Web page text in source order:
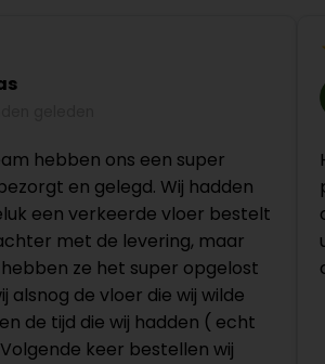
hebben ons een super
en gelegd. Wij hadden
een verkeerde vloer bestelt
met de levering, maar
ze het super opgelost
alsnog de vloer die wij wilde
de tijd die wij hadden ( echt
keer bestellen wij